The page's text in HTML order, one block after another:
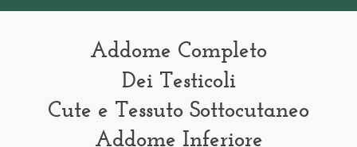
Addome Completo
Dei Testicoli
Cute e Tessuto Sottocutaneo
Addome Inferiore